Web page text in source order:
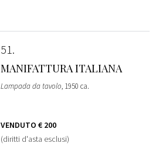
51
MANIFATTURA ITALIANA
Lampada da tavolo, 1950 ca.
VENDUTO € 200
(diritti d'asta esclusi)